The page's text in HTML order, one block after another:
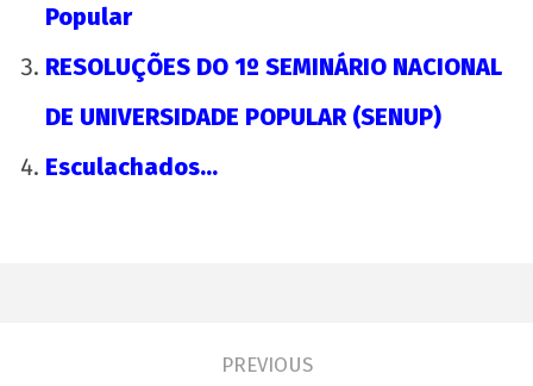
Popular
RESOLUÇÕES DO 1º SEMINÁRIO NACIONAL
DE UNIVERSIDADE POPULAR (SENUP)
Esculachados…
PREVIOUS